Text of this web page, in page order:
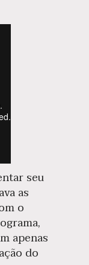
seu
as
o
apenas
do